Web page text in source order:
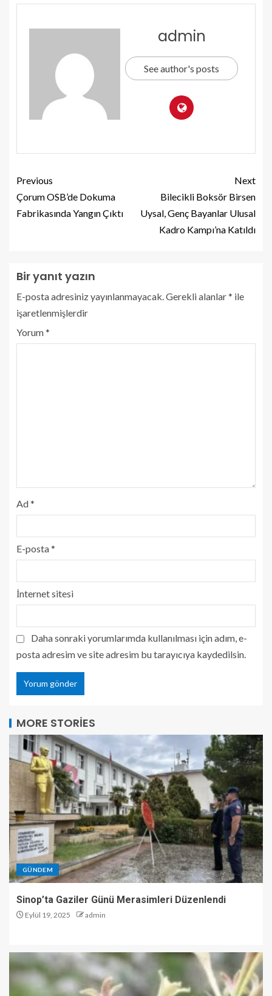
admin
See author's posts
Previous
Çorum OSB’de Dokuma
Fabrikasında Yangın Çıktı
Next
Bilecikli Boksör Birsen
Uysal, Genç Bayanlar Ulusal
Kadro Kampı’na Katıldı
Bir yanıt yazın
E-posta adresiniz yayınlanmayacak.Gerekli alanlar* ile
işaretlenmişlerdir
Yorum*
Ad*
E-posta*
İnternet sitesi
Daha sonraki yorumlarımda kullanılması için adım, e-
posta adresim ve site adresim bu tarayıcıya kaydedilsin.
MORE STORIES
GÜNDEM
Sinop’ta Gaziler Günü Merasimleri Düzenlendi
Eylül 19, 2025 admin